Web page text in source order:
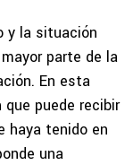
y la situación
parte de la
En esta
puede recibir
haya tenido en
una